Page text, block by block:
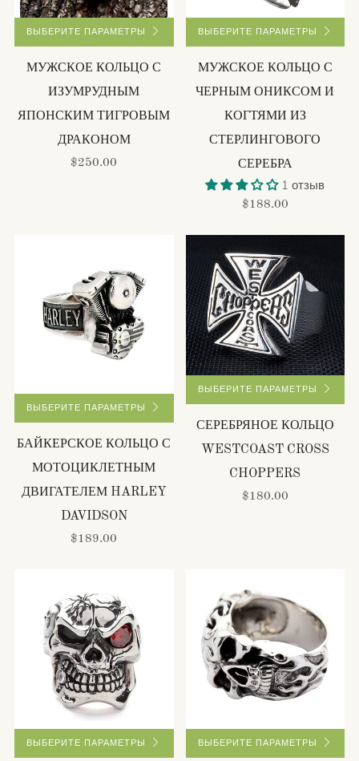
ВЫБЕРИТЕ ПАРАМЕТРЫ
МУЖСКОЕ КОЛЬЦО С
ИЗУМРУДНЫМ
ЯПОНСКИМ ТИГРОВЫМ
ДРАКОНОМ
$250.00
ВЫБЕРИТЕ ПАРАМЕТРЫ
МУЖСКОЕ КОЛЬЦО С
ЧЕРНЫМ ОНИКСОМ И
КОГТЯМИ ИЗ
СТЕРЛИНГОВОГО
СЕРЕБРА
1 отзыв
$188.00
ВЫБЕРИТЕ ПАРАМЕТРЫ
БАЙКЕРСКОЕ КОЛЬЦО С
МОТОЦИКЛЕТНЫМ
ДВИГАТЕЛЕМ HARLEY
DAVIDSON
$189.00
ВЫБЕРИТЕ ПАРАМЕТРЫ
СЕРЕБРЯНОЕ КОЛЬЦО
WESTCOAST CROSS
CHOPPERS
$180.00
ВЫБЕРИТЕ ПАРАМЕТРЫ ВЫБЕРИТЕ ПАРАМЕТРЫ